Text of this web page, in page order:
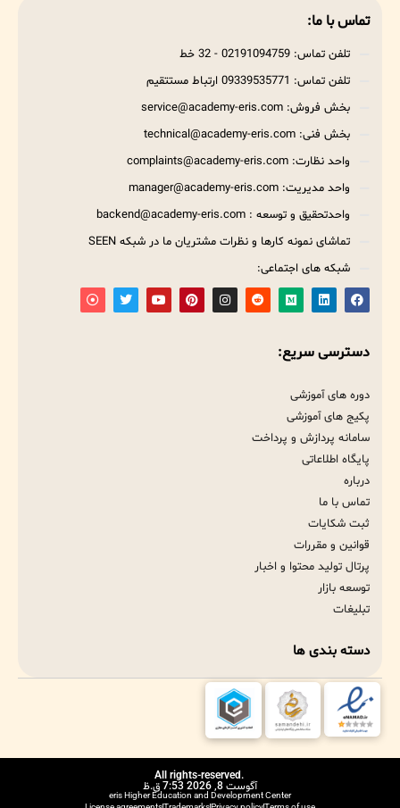
تماس با ما:
تلفن تماس: 02191094759 - 32 خط
تلفن تماس: 09339535771 ارتباط مستتقیم
بخش فروش: service@academy-eris.com
بخش فنی: technical@academy-eris.com
واحد نظارت: complaints@academy-eris.com
واحد مدیریت: manager@academy-eris.com
واحدتحقیق و توسعه : backend@academy-eris.com
تماشای نمونه کارها و نظرات مشتریان ما در شبکه SEEN
شبکه های اجتماعی:
دسترسی سریع:
دوره های آموزشی
پکیج های آموزشی
سامانه پردازش و پرداخت
پایگاه اطلاعاتی
درباره
تماس با ما
ثبت شکایات
قوانین و مقررات
پرتال تولید محتوا و اخبار
توسعه بازار
تبلیغات
دسته بندی ها
.All rights-reserved
آگوست 8, 2026 7:53 ق.ظ
eris Higher Education and Development Center